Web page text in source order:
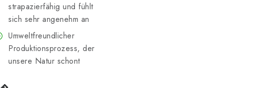
strapazierfähig und fühlt
sich sehr angenehm an
Umweltfreundlicher
Produktionsprozess, der
unsere Natur schont